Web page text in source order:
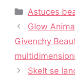
Catégories
Astuces
Navigation
des
Glow
Givenchy
Skelt se